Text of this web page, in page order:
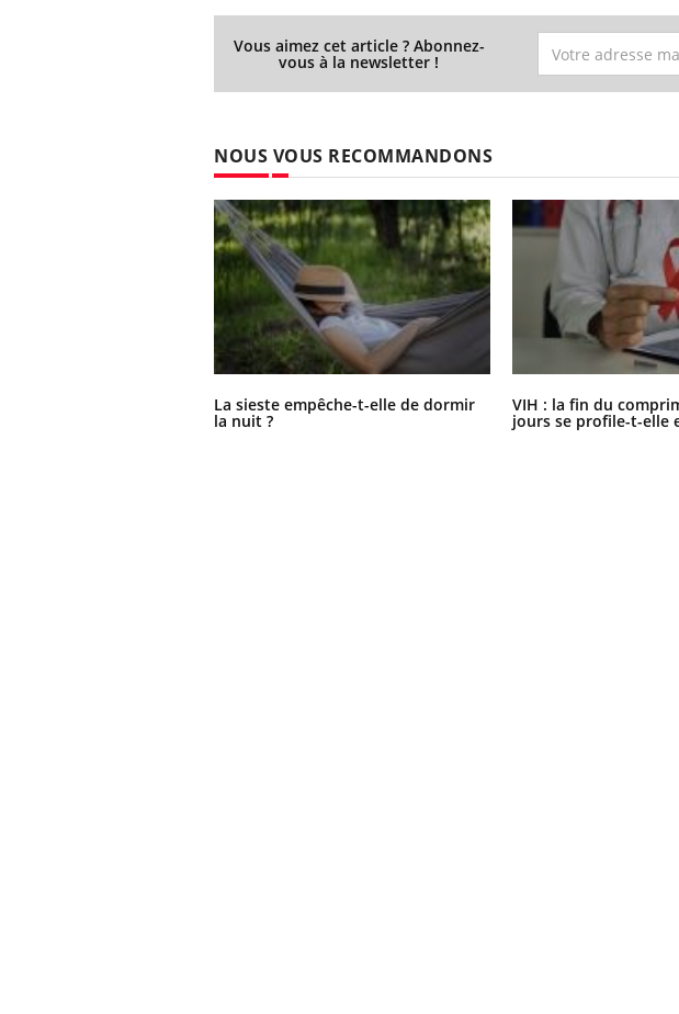
Vous aimez cet article ? Abonnez-
vous à la newsletter !
NOUS VOUS RECOMMANDONS
La sieste empêche-t-elle de dormir
la nuit ?
VIH : la fin du
jours se profile-t-elle